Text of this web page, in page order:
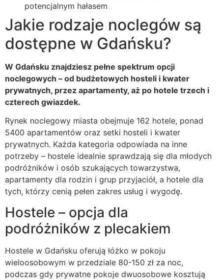
potencjalnym hałasem
Jakie rodzaje noclegów są
dostępne w Gdańsku?
W Gdańsku znajdziesz pełne spektrum opcji
noclegowych – od budżetowych hosteli i kwater
prywatnych, przez apartamenty, aż po hotele trzech i
czterech gwiazdek.
Rynek noclegowy miasta obejmuje 162 hotele, ponad
5400 apartamentów oraz setki hosteli i kwater
prywatnych. Każda kategoria odpowiada na inne
potrzeby – hostele idealnie sprawdzają się dla młodych
podróżników i osób szukających towarzystwa,
apartamenty dla rodzin i grup przyjaciół, a hotele dla
tych, którzy cenią pełen zakres usług i wygodę.
Hostele – opcja dla
podróżników z plecakiem
Hostele w Gdańsku oferują łóżko w pokoju
wieloosobowym w przedziale 80-150 zł za noc,
podczas gdy prywatne pokoje dwuosobowe kosztują